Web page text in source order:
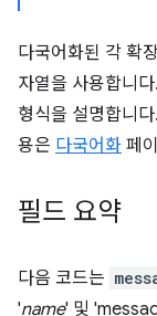
다국어화된 각 확
자열을 사용합니
형식을 설명합니
용은 다국어화 페
필드 요약
다음 코드는
'name' 및